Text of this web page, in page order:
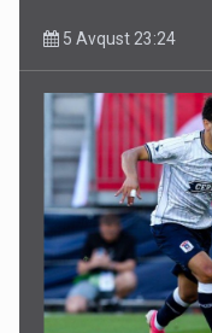
5 Avqust 23:24